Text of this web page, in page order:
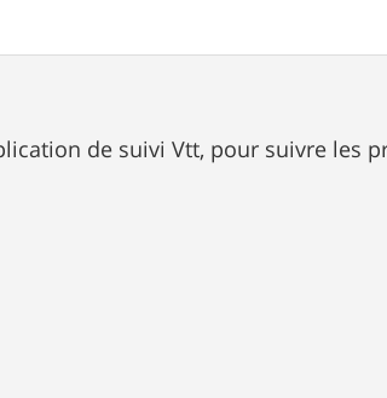
de suivi Vtt, pour suivre les